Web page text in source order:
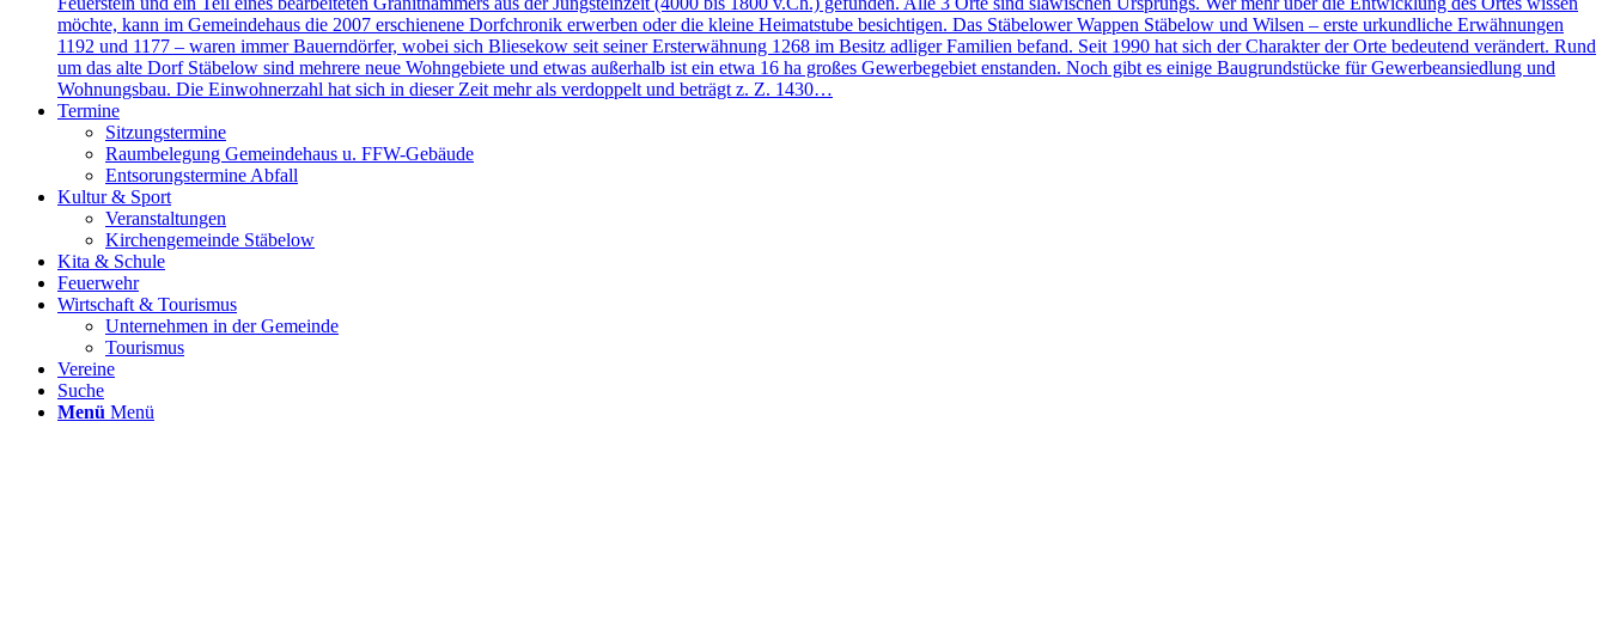
möchte, kann im Gemeindehaus die 2007 erschienene Dorfchronik erwerben oder die kleine Heimatstube besichtigen. Das Stäbelower Wappen Stäbelow und Wilsen – erste urkundliche Erwähnungen
1192 und 1177 – waren immer Bauerndörfer, wobei sich Bliesekow seit seiner Ersterwähnung 1268 im Besitz adliger Familien befand. Seit 1990 hat sich der Charakter der Orte bedeutend verändert. Rund
um das alte Dorf Stäbelow sind mehrere neue Wohngebiete und etwas außerhalb ist ein etwa 16 ha großes Gewerbegebiet enstanden. Noch gibt es einige Baugrundstücke für Gewerbeansiedlung und
Wohnungsbau. Die Einwohnerzahl hat sich in dieser Zeit mehr als verdoppelt und beträgt z. Z. 1430…
Termine
Sitzungstermine
Raumbelegung Gemeindehaus u. FFW-Gebäude
Entsorungstermine Abfall
Kultur & Sport
Veranstaltungen
Kirchengemeinde Stäbelow
Kita & Schule
Feuerwehr
Wirtschaft & Tourismus
Unternehmen in der Gemeinde
Tourismus
Vereine
Suche
Menü Menü